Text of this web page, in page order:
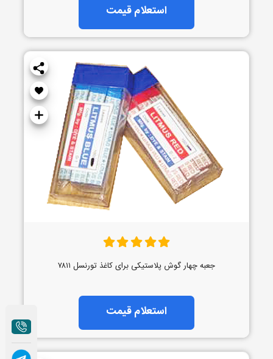
استعلام قیمت
جعبه چهار گوش پلاستیکی برای کاغذ تورنسل ۷۸۱۱
استعلام قیمت